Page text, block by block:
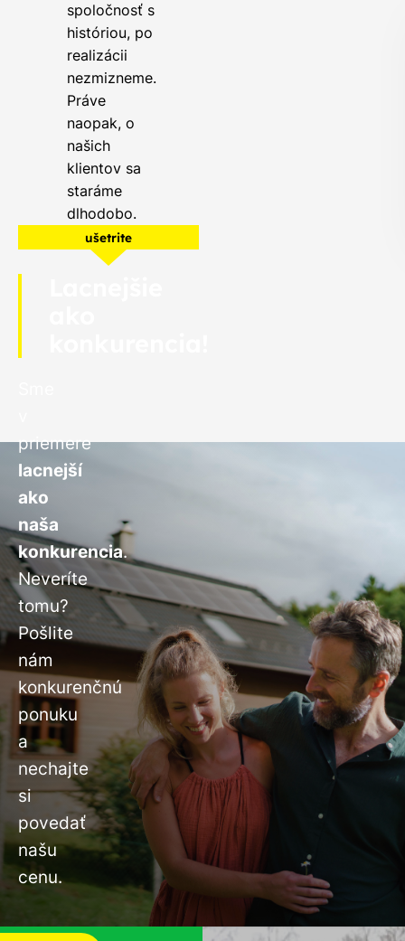
spoločnosť s
históriou, po
realizácii
nezmizneme.
Práve
naopak, o
našich
klientov sa
staráme
dlhodobo.
ušetrite
priemere
lacnejší
ako
naša
konkurencia.
Neveríte
tomu?
Pošlite
nám
konkurenčnú
ponuku
a
nechajte
si
povedať
našu
cenu.